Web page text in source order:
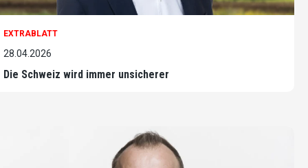
EXTRABLATT
28.04.2026
Die Schweiz wird immer unsicherer